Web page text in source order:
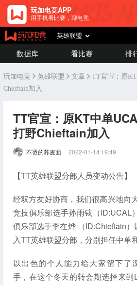
玩加电竞APP
用手机看比赛，聊电竞
英雄联盟
数据库 看比赛 排
玩加电竞 英雄联盟 文章
TT官宣：原
Chieftain加入
TT官宣：原KT中单
打野Chieftain加入
不烫的荞麦面 2022-01-14 19:49
【TT英雄联盟分部人员变动公告】
经双方友好协商，我们很高兴地向
竞技俱乐部选手孙雨铉（ID:UCAL
俱乐部选手李在烨 （ID:Chieftain
入TT英雄联盟分部，分别担任中单
以出色的个人能力给大家留下了
手，在这个冬天的转会期选择来